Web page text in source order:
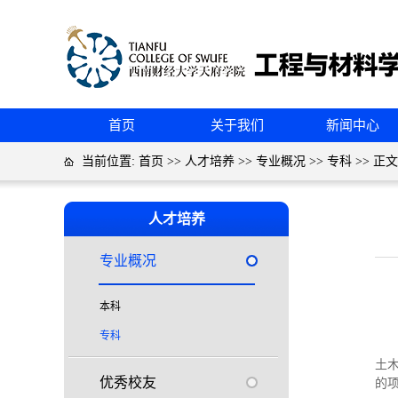
首页 关于我们 新闻中心
当前位置: 首页 >> 人才培养 >> 专业概况 >> 专科 >> 正文
人才培养
专业概况
本科
专科
优秀校友
土
的